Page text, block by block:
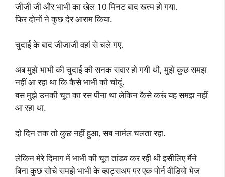
जीजी जी और भाभी का खेल 10 मिनट बाद खत्म हो गया.
फिर दोनों ने कुछ देर आराम किया.
चुदाई के बाद जीजाजी वहां से चले गए.
अब मुझे भाभी की चुदाई की सनक सवार हो गयी थी, मुझे कुछ समझ
नहीं आ रहा था कि कैसे भाभी को चोदूं.
बस मुझे उनकी चूत का रस पीना था लेकिन कैसे करूं यह समझ नहीं
आ रहा था.
दो दिन तक तो कुछ नहीं हुआ, सब नार्मल चलता रहा.
लेकिन मेरे दिमाग में भाभी की चूत तांडव कर रही थी इसीलिए मैंने
बिना कुछ सोचे समझे भाभी के व्हाट्सअप पर एक पोर्न वीडियो भेज